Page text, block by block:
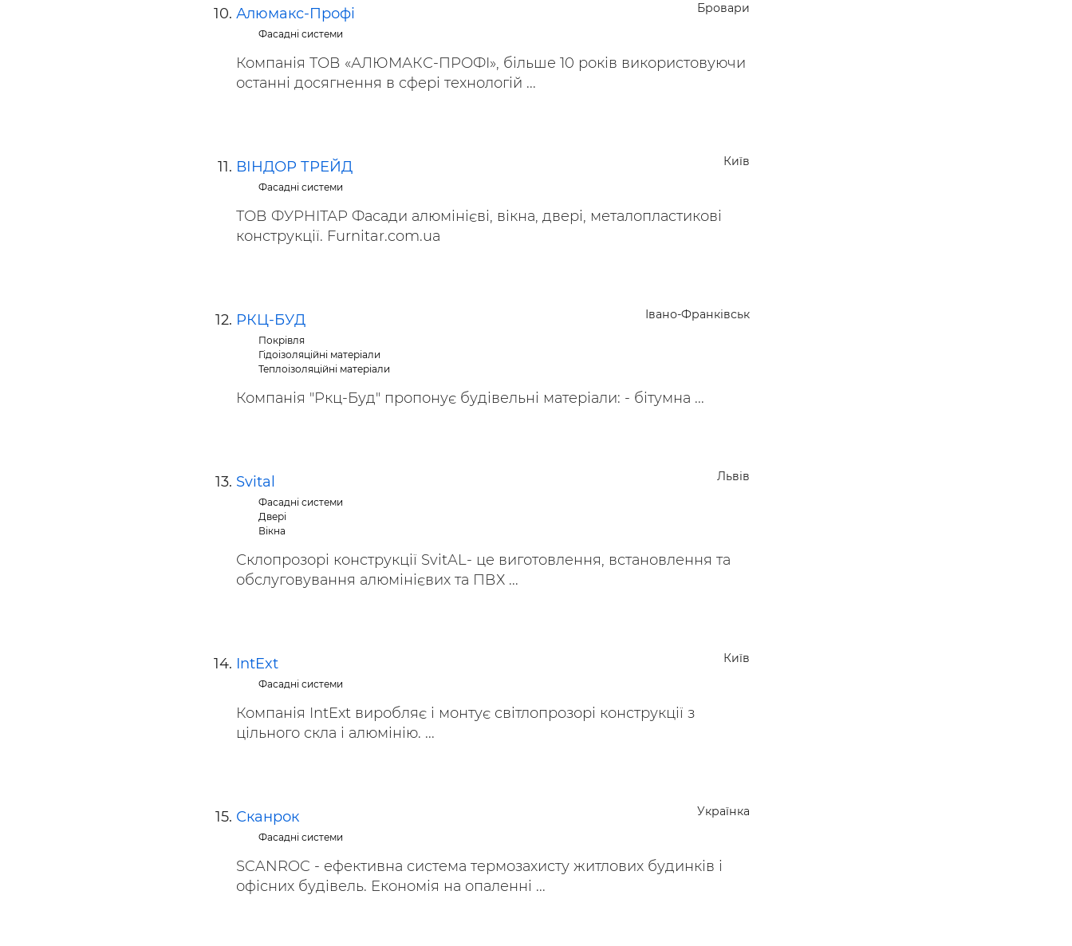
Бровари
Алюмакс-Профі
Фасадні системи
Компанія ТОВ «АЛЮМАКС-ПРОФІ», більше 10 років використовуючи
останні досягнення в сфері технологій ...
Київ
ВІНДОР ТРЕЙД
Фасадні системи
ТОВ ФУРНІТАР Фасади алюмінієві, вікна, двері, металопластикові
конструкції. Furnitar.com.ua
Івано-Франківськ
РКЦ-БУД
Покрівля
Гідоізоляційні матеріали
Теплоізоляційні матеріали
Компанія "Ркц-Буд" пропонує будівельні матеріали: - бітумна ...
Львів
Svital
Фасадні системи
Двері
Вікна
Склопрозорі конструкції SvitAL- це виготовлення, встановлення та
обслуговування алюмінієвих та ПВХ ...
Київ
IntExt
Фасадні системи
Компанія IntExt виробляє і монтує світлопрозорі конструкції з
цільного скла і алюмінію. ...
Українка
Сканрок
Фасадні системи
SCANROC - ефективна система термозахисту житлових будинків і
офісних будівель. Економія на опаленні ...